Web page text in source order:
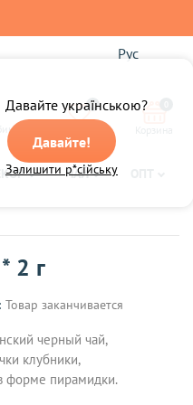
Давайте українською?
Давайте!
Залишити р*сійську
Рус
0
ЧАЙ
2 г
Товар заканчивается
черный чай,
клубники,
форме пирамидки.